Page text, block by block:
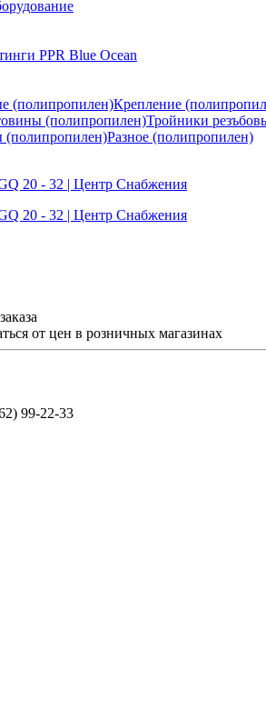
PPR Blue Ocean
(полипропилен)Крепление
(полипропилен)Тройники
(полипропилен)Разное (полипропилен)
от цен в розничных магазинах
99-22-33